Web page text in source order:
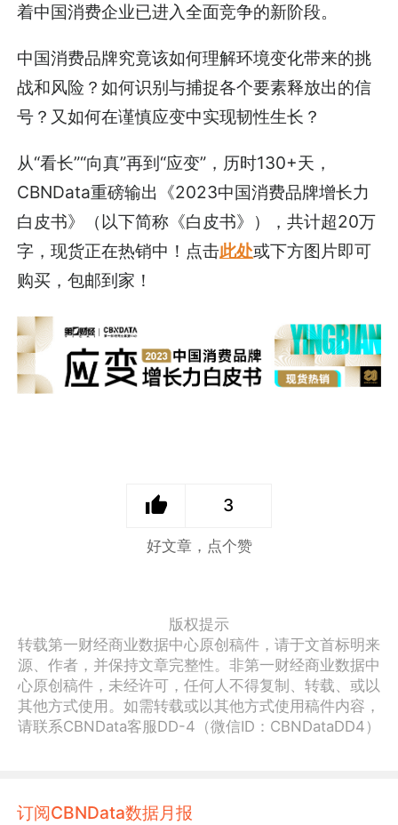
着中国消费企业已进入全面竞争的新阶段。
中国消费品牌究竟该如何理解环境变化带来的挑
战和风险？如何识别与捕捉各个要素释放出的信
号？又如何在谨慎应变中实现韧性生长？
从“看长”“向真”再到“应变”，历时130+天，
CBNData重磅输出《2023中国消费品牌增长力
白皮书》（以下简称《白皮书》），共计超20万
字，现货正在热销中！点击此处或下方图片即可
购买，包邮到家！
3
好文章，点个赞
版权提示
转载第一财经商业数据中心原创稿件，请于文首标明来
源、作者，并保持文章完整性。非第一财经商业数据中
心原创稿件，未经许可，任何人不得复制、转载、或以
其他方式使用。如需转载或以其他方式使用稿件内容，
请联系CBNData客服DD-4（微信ID：CBNDataDD4）
订阅CBNData数据月报